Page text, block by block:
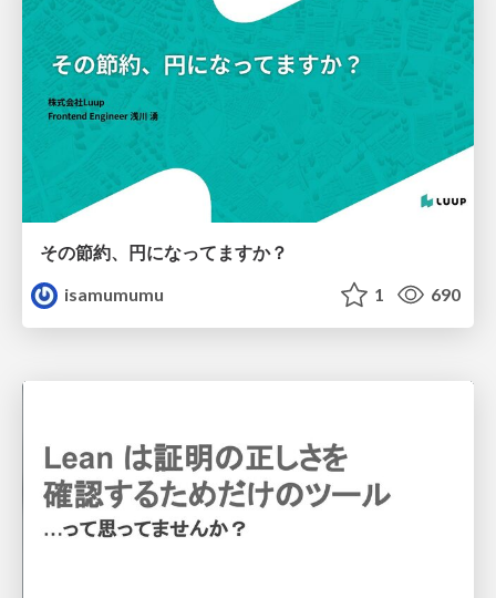
その節約、円になってますか？
isamumumu
1 690